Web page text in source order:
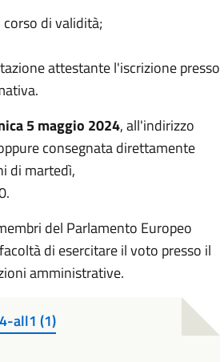
di validità;
attestante l'iscrizione presso
5 maggio 2024, all'indirizzo
consegnata direttamente
di martedì,
del Parlamento Europeo
di esercitare il voto presso il
amministrative.
all1 (1)